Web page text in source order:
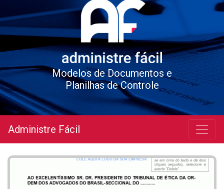
Modelos de Documentos e
Planilhas de Controle
Administre Fácil